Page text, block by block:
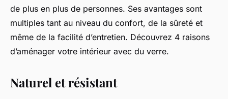
de plus en plus de personnes. Ses avantages sont
multiples tant au niveau du confort, de la sûreté et
même de la facilité d’entretien. Découvrez 4 raisons
d’aménager votre intérieur avec du verre.
Naturel et résistant